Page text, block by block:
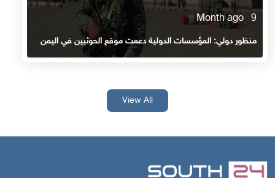
9 Month ago
منظور دولي: المؤسسات الدولية دعمت موقع الحوثيين في اليمن
View All